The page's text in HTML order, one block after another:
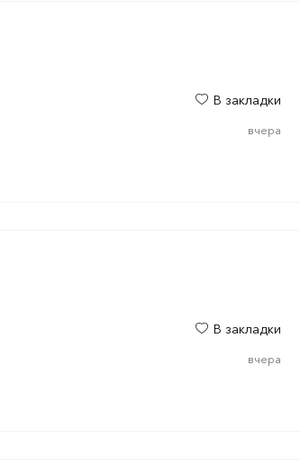
В закладки
вчера
В закладки
вчера